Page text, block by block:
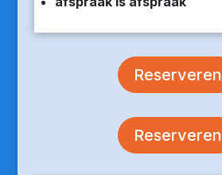
Reserveren
Reserveren